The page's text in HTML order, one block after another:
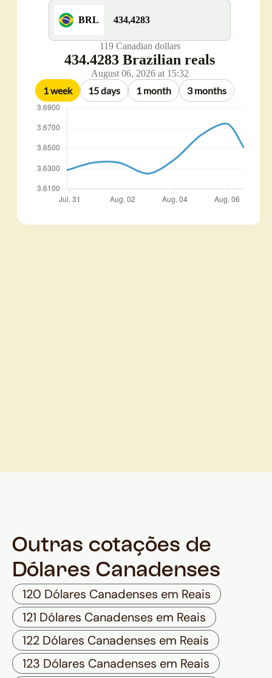
Outras cotações de
Dólares Canadenses
120 Dólares Canadenses em Reais
121 Dólares Canadenses em Reais
122 Dólares Canadenses em Reais
123 Dólares Canadenses em Reais